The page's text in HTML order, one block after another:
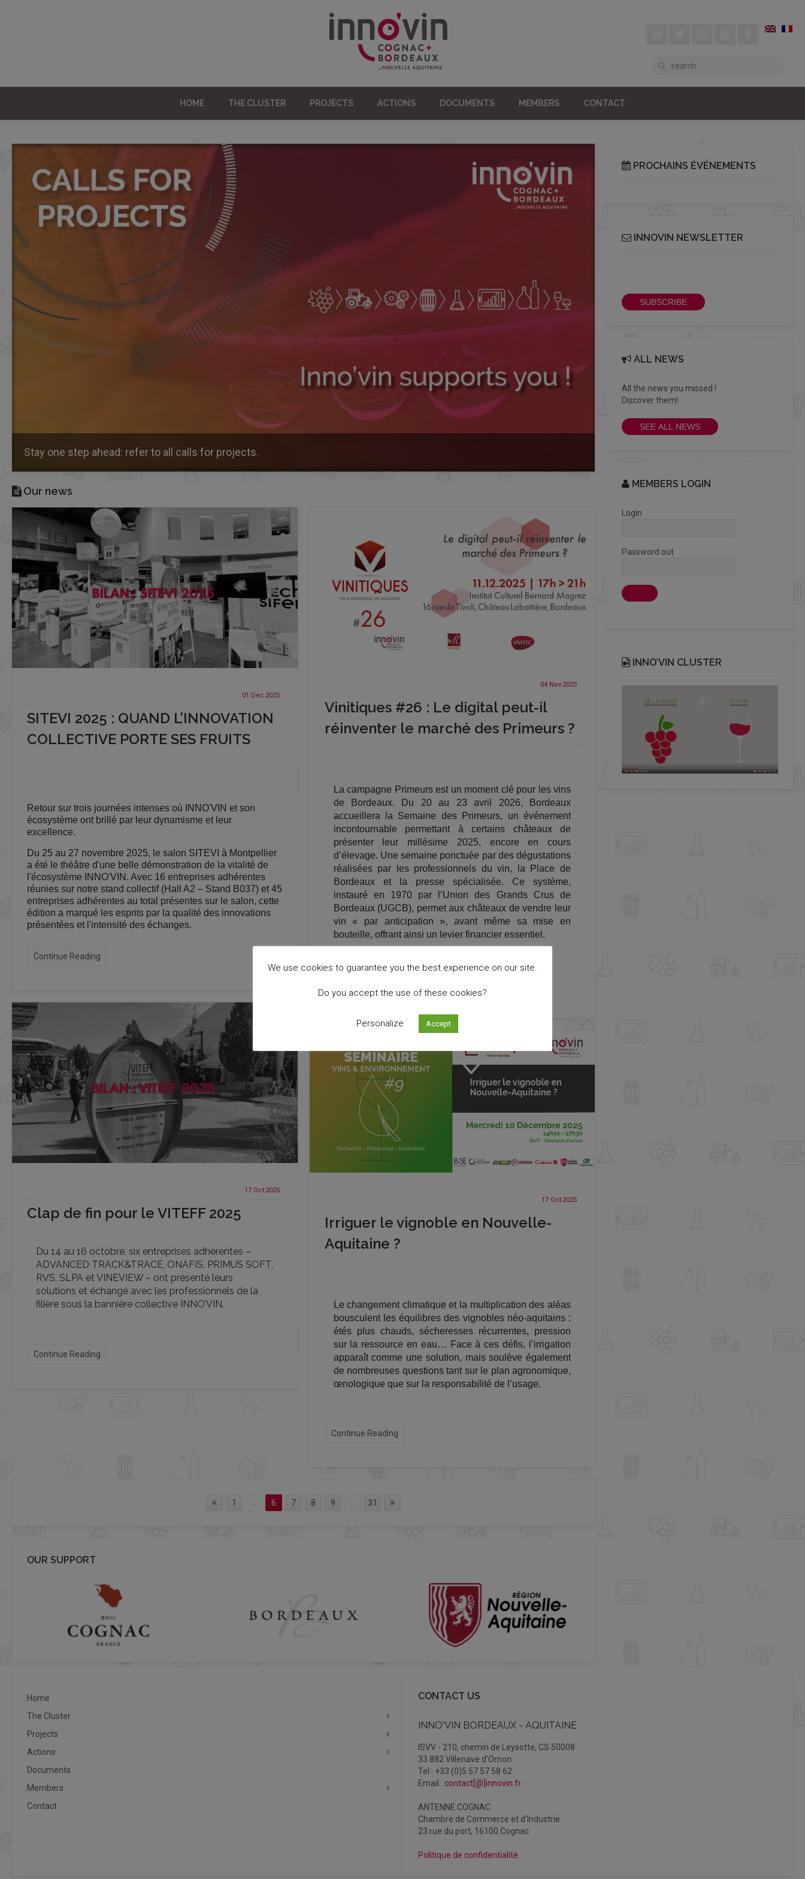
HOME THE CLUSTER PROJECTS ACTIONS DOCUMENTS MEMBERS CONTACT
Stay one step ahead: refer to all calls for projects.
Our news
01 Dec 2025
SITEVI 2025 : QUAND L’INNOVATION
COLLECTIVE PORTE SES FRUITS
Retour sur trois journées intenses où INNO'VIN et son
écosystème ont brillé par leur dynamisme et leur
excellence.
Du 25 au 27 novembre 2025, le salon SITEVI à Montpellier
a été le théâtre d'une belle démonstration de la vitalité de
l'écosystème INNO'VIN. Avec 16 entreprises adhérentes
réunies sur notre stand collectif (Hall A2 – Stand B037) et 45
entreprises adhérentes au total présentes sur le salon, cette
édition a marqué les esprits par la qualité des innovations
présentées et l'intensité des échanges.
Continue Reading
17 Oct 2025
Clap de fin pour le VITEFF 2025
Du 14 au 16 octobre, six entreprises adhérentes –
ADVANCED TRACK&TRACE, ONAFIS, PRIMUS SOFT,
RVS, SLPA et VINEVIEW – ont présenté leurs
solutions et échangé avec les professionnels de la
filière sous la bannière collective INNO’VIN.
Continue Reading
04 Nov 2025
Vinitiques #26 : Le digital peut-il
réinventer le marché des Primeurs ?
La campagne Primeurs est un moment clé pour les vins
de Bordeaux. Du 20 au 23 avril 2026, Bordeaux
accueillera la Semaine des Primeurs, un événement
incontournable permettant à certains châteaux de
présenter leur millésime 2025, encore en cours
d’élevage. Une semaine ponctuée par des dégustations
réalisées par les professionnels du vin, la Place de
Bordeaux et la presse spécialisée. Ce système,
instauré en 1970 par l’Union des Grands Crus de
Bordeaux (UGCB), permet aux châteaux de vendre leur
vin « par anticipation », avant même sa mise en
bouteille, offrant ainsi un levier financier essentiel.
17 Oct 2025
Irriguer le vignoble en Nouvelle-
Aquitaine ?
Le changement climatique et la multiplication des aléas
bousculent les équilibres des vignobles néo-aquitains :
étés plus chauds, sécheresses récurrentes, pression
sur la ressource en eau… Face à ces défis, l’irrigation
apparaît comme une solution, mais soulève également
de nombreuses questions tant sur le plan agronomique,
œnologique que sur la responsabilité de l’usage.
Continue Reading
1 ... 6 7 8 9 ... 31
OUR SUPPORT
PROCHAINS ÉVÉNEMENTS
INNOVIN NEWSLETTER
SUBSCRIBE
ALL NEWS
All the news you missed !
Discover them!
SEE ALL NEWS
MEMBERS LOGIN
Login
Password out
INNO’VIN CLUSTER
Home
The Cluster
Projects
Actions
Documents
Members
Contact
CONTACT US
INNO'VIN BORDEAUX - AQUITAINE
ISVV - 210, chemin de Leysotte, CS 50008
33 882 Villenave d'Ornon
Tel : +33 (0)5 57 57 58 62
Email : contact[@]innovin.fr
ANTENNE COGNAC
Chambre de Commerce et d'Industrie
23 rue du port, 16100 Cognac
Politique de confidentialité
We use cookies to guarantee you the best experience on our site.
Do you accept the use of these cookies?
Personalize Accept